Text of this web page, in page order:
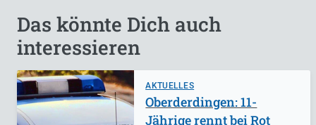
Das könnte Dich auch
interessieren
AKTUELLES
Oberderdingen: 11-
Jährige rennt bei Rot